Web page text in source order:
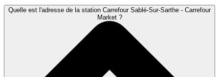
Quelle est l'adresse de la station Carrefour Sablé-Sur-Sarthe - Carrefour
Market ?